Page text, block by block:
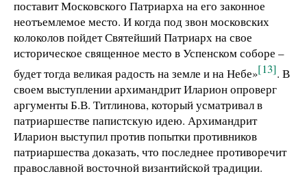
поставит Московского Патриарха на его законное
неотъемлемое место. И когда под звон московских
колоколов пойдет Святейший Патриарх на свое
историческое священное место в Успенском соборе –
будет тогда великая радость на земле и на Небе»[13]. В
своем выступлении архимандрит Иларион опроверг
аргументы Б.В. Титлинова, который усматривал в
патриаршестве папистскую идею. Архимандрит
Иларион выступил против попытки противников
патриаршества доказать, что последнее противоречит
православной восточной византийской традиции.